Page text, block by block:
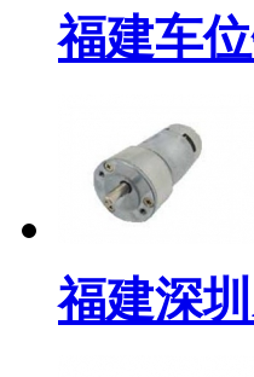
福建车
福建深